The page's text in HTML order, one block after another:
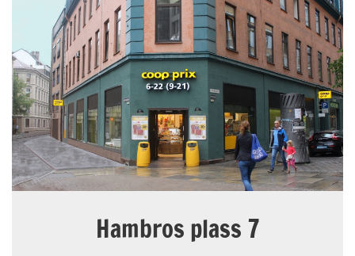
Hambros plass 7